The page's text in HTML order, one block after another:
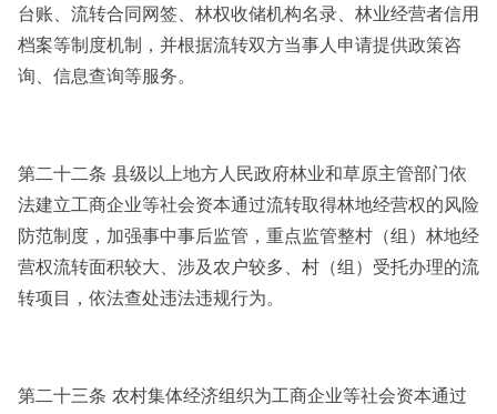
台账、流转合同网签、林权收储机构名录、林业经营者信用
档案等制度机制，并根据流转双方当事人申请提供政策咨
询、信息查询等服务。
第二十二条 县级以上地方人民政府林业和草原主管部门依
法建立工商企业等社会资本通过流转取得林地经营权的风险
防范制度，加强事中事后监管，重点监管整村（组）林地经
营权流转面积较大、涉及农户较多、村（组）受托办理的流
转项目，依法查处违法违规行为。
第二十三条 农村集体经济组织为工商企业等社会资本通过